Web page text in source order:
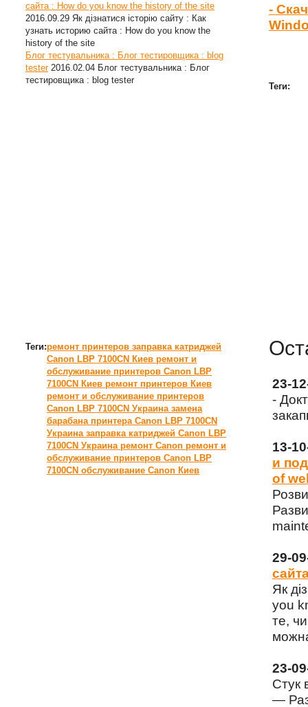
сайта : How do you know the history of the site
2016.09.29 Як дізнатися історію сайту : Как
узнать историю сайта : How do you know the
history of the site
Блог тестувальника : Блог тестировщика : blog
tester 2016.02.04 Блог тестувальника : Блог
тестировщика : blog tester
Теги:ремонт принтеров заправка катриджей
Canon LBP 7100CN Киев ремонт и
обслуживание принтеров Canon LBP
7100CN Киев ремонт принтеров Киев
ремонт и обслуживание принтеров
Canon LBP 7100CN Украина замена
барабана принтера Canon LBP 7100CN
Украина заправка катриджей Canon LBP
7100CN Украина ремонт Canon ремонт и
обслуживание принтеров Canon LBP
7100CN обслуживание Canon Киев
-
Теги:
23-
-
13-
и
of
29-
Як
you
те,
23-
Стук
—